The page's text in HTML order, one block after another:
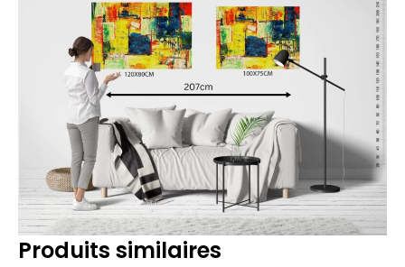
Produits similaires